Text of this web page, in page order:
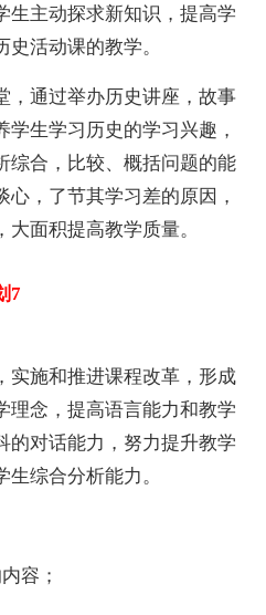
生主动探求新知识，提高学
活动课的教学。
通过举办历史讲座，故事
生学习历史的学习兴趣，
综合，比较、概括问题的能
，了节其学习差的原因，
面积提高教学质量。
7
施和推进课程改革，形成
理念，提高语言能力和教学
的对话能力，努力提升教学
综合分析能力。
容；